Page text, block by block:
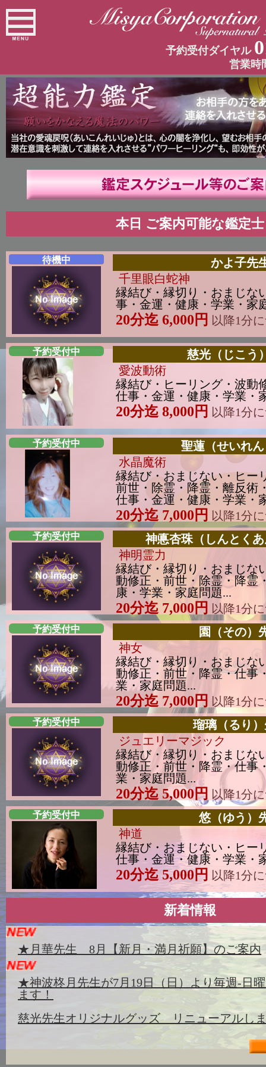
予約受付ダイヤル
営業時
本日 ご案内可能な鑑定士
かよ子先
待機中
千里眼白蛇神
縁結び・縁切り・おまじな
事・金運・健康・学業・家
20分迄 6,000円 以降1分
慈光（じこう
予約受付中
愛波動術
縁結び・ヒーリング・波動
仕事・金運・健康・学業・
20分迄 8,000円 以降1分
聖蓮（せいれ
予約受付中
水晶魔術
縁結び・おまじない・ヒー
前世・除霊・降霊・離反術
仕事・金運・健康・学業・
20分迄 7,000円 以降1分
神悳杏珠（しんとく
予約受付中
神明霊力
縁結び・縁切り・おまじな
動修正・前世・除霊・降霊
康・学業・家庭問題...
20分迄 7,000円 以降1分
園（その）
予約受付中
神女
縁結び・縁切り・おまじな
動修正・前世・降霊・仕事
業・家庭問題...
20分迄 7,000円 以降1分
瑠璃（るり
予約受付中
ジュエリーマジック
縁結び・縁切り・おまじな
動修正・前世・降霊・仕事
業・家庭問題...
20分迄 5,000円 以降1分
悠（ゆう）
予約受付中
神道
縁結び・おまじない・ヒー
仕事・金運・健康・学業・
20分迄 5,000円 以降1分
新着情報
★月華先生 8月【新月・満月祈願】のご案内
★神波柊月先生が7月19日（日）より毎週-日
ます！
慈光先生オリジナルグッズ リニューアルし